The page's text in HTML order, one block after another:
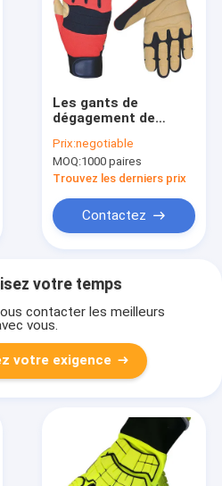
Les gants de
dégagement de
Spandex avec le
néoprène frottent
avec le poing la taille
Prix:negotiable
MOQ:1000 paires
Trouvez les derniers prix
Contactez
votre temps
contacter les meilleurs
vous.
votre exigence